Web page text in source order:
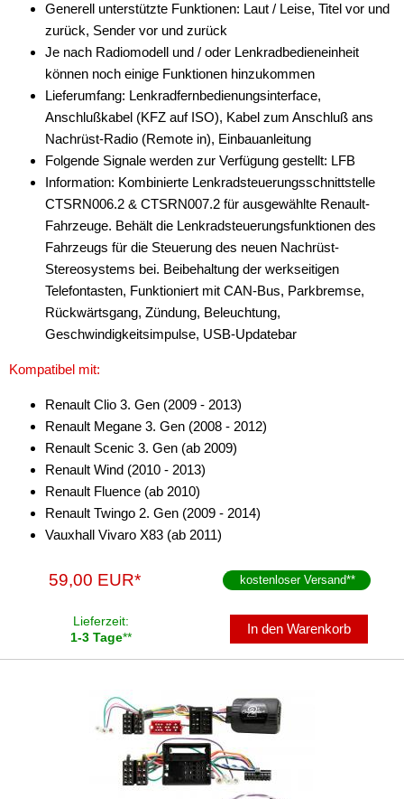
Frequenzweichen
iPod
kabellos Laden
Lautsprecheradapter
Lautsprechereinbauset
Lautsprecherkabel
Lautsprecherringe
Lenkradadapter
Parkscheiben
Radioadapter
Radioblenden
Radioeinbausets
Stromversorgung
Verstärker-Zubehör
Vorverstärkeradapter
Generell unterstützte Funktionen: Laut / Leise, Titel vor und
zurück, Sender vor und zurück
Je nach Radiomodell und / oder Lenkradbedieneinheit
können noch einige Funktionen hinzukommen
Lieferumfang: Lenkradfernbedienungsinterface,
Anschlußkabel (KFZ auf ISO), Kabel zum Anschluß ans
Nachrüst-Radio (Remote in), Einbauanleitung
Folgende Signale werden zur Verfügung gestellt: LFB
Information: Kombinierte Lenkradsteuerungsschnittstelle
CTSRN006.2 & CTSRN007.2 für ausgewählte Renault-
Fahrzeuge. Behält die Lenkradsteuerungsfunktionen des
Fahrzeugs für die Steuerung des neuen Nachrüst-
Stereosystems bei. Beibehaltung der werkseitigen
Telefontasten, Funktioniert mit CAN-Bus, Parkbremse,
Rückwärtsgang, Zündung, Beleuchtung,
Geschwindigkeitsimpulse, USB-Updatebar
Kompatibel mit:
Renault Clio 3. Gen (2009 - 2013)
Renault Megane 3. Gen (2008 - 2012)
Renault Scenic 3. Gen (ab 2009)
Renault Wind (2010 - 2013)
Renault Fluence (ab 2010)
Renault Twingo 2. Gen (2009 - 2014)
Vauxhall Vivaro X83 (ab 2011)
59,00 EUR* kostenloser Versand**
Lieferzeit:
1-3 Tage**
In den Warenkorb